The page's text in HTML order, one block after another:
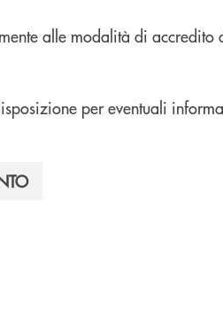
alle modalità di accredito
per eventuali